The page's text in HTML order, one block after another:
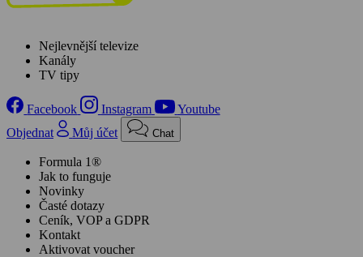
Nejlevnější televize
Kanály
TV tipy
Facebook Instagram
Youtube
Objednat
Můj účet Chat
Formula 1®
Jak to funguje
Novinky
Časté dotazy
Ceník, VOP a GDPR
Kontakt
Aktivovat voucher